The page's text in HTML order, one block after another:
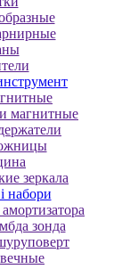
магнитные
зеркала
набори
зoндa